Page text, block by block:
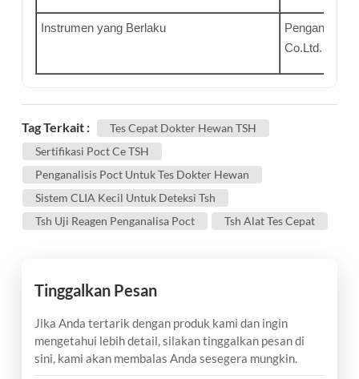
Instrumen yang Berlaku
Penganalisis
Co.Ltd.
Tag Terkait :
Tes Cepat Dokter Hewan TSH
Sertifikasi Poct Ce TSH
Penganalisis Poct Untuk Tes Dokter Hewan
Sistem CLIA Kecil Untuk Deteksi Tsh
Tsh Uji Reagen Penganalisa Poct
Tsh Alat Tes Cepat
Tinggalkan Pesan
Jika Anda tertarik dengan produk kami dan ingin
mengetahui lebih detail, silakan tinggalkan pesan di
sini, kami akan membalas Anda sesegera mungkin.